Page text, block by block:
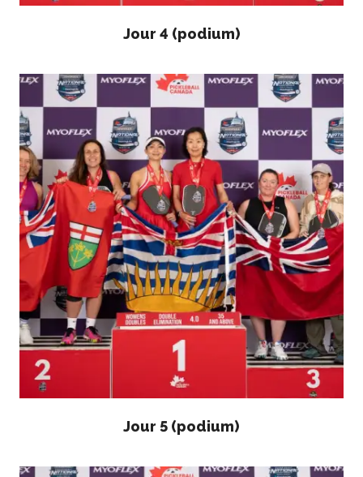
concernant l’adhésion
Recherche de
membres
Programme
d’assurance de
Pickleball Canada
Questions
fréquentes
concernant
l’assurance
Qui est assuré ?
Qu’est-ce qui est
couvert ?
Jour 4 (podium)
Jour 5 (podium)